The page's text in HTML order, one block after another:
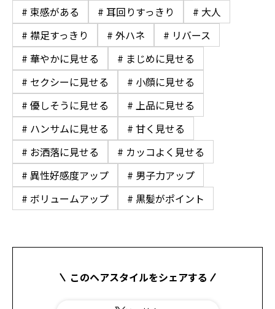
# 束感がある
# 耳回りすっきり
# 大人
# 襟足すっきり
# 外ハネ
# リバース
# 華やかに見せる
# まじめに見せる
# セクシーに見せる
# 小顔に見せる
# 優しそうに見せる
# 上品に見せる
# ハンサムに見せる
# 甘く見せる
# お洒落に見せる
# カッコよく見せる
# 異性好感度アップ
# 男子力アップ
# ボリュームアップ
# 黒髪がポイント
このヘアスタイルをシェアする